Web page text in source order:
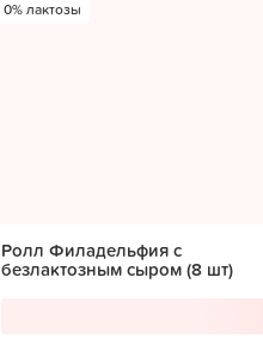
0% лактозы
Ролл Филадельфия с
безлактозным сыром (8 шт)